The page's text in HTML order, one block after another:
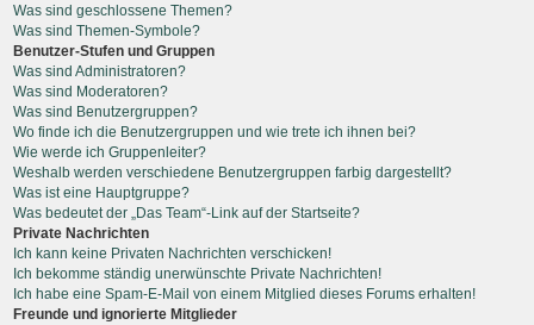
Was sind geschlossene Themen?
Was sind Themen-Symbole?
Benutzer-Stufen und Gruppen
Was sind Administratoren?
Was sind Moderatoren?
Was sind Benutzergruppen?
Wo finde ich die Benutzergruppen und wie trete ich ihnen bei?
Wie werde ich Gruppenleiter?
Weshalb werden verschiedene Benutzergruppen farbig dargestellt?
Was ist eine Hauptgruppe?
Was bedeutet der „Das Team“-Link auf der Startseite?
Private Nachrichten
Ich kann keine Privaten Nachrichten verschicken!
Ich bekomme ständig unerwünschte Private Nachrichten!
Ich habe eine Spam-E-Mail von einem Mitglied dieses Forums erhalten!
Freunde und ignorierte Mitglieder